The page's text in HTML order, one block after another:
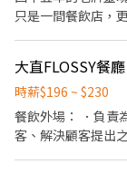
應。 7. 解答問題：回答客人對菜單、食品或餐廳服務的相關問題，
接受付款，處理客人的
作：與廚師、洗碗
合作能力。他們應
務，並確保餐廳的
只是一間餐飲店，
康店】 與 【信義店】
環境： 顛覆傳統，
間。 ​科技輔助入職： 多種自動化設備，減輕體力負擔，分工明確讓
你輕鬆上手。 ​未來職涯規劃： 品牌正朝向國際化與多角化經營，這
大直FLOSSY餐
時薪$196 ~ $230
餐飲外場： ．負責
客、解決顧客提出